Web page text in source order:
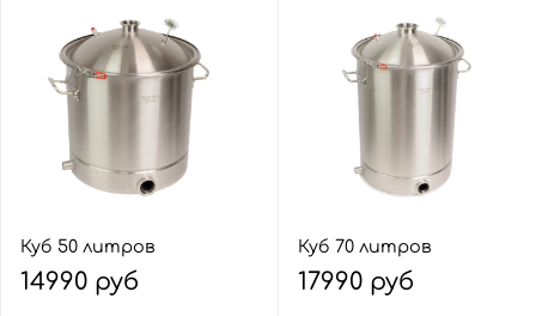
Куб 50 литров
14990 руб
Куб 70 литров
17990 руб